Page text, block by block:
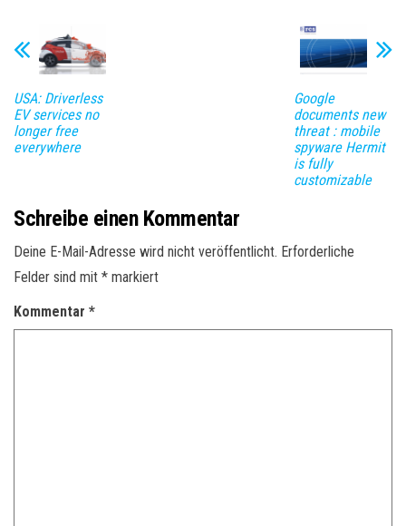
USA: Driverless
EV services no
longer free
everywhere
Google
documents new
threat : mobile
spyware Hermit
is fully
customizable
Schreibe einen Kommentar
Deine E-Mail-Adresse wird nicht veröffentlicht. Erforderliche
Felder sind mit * markiert
Kommentar *